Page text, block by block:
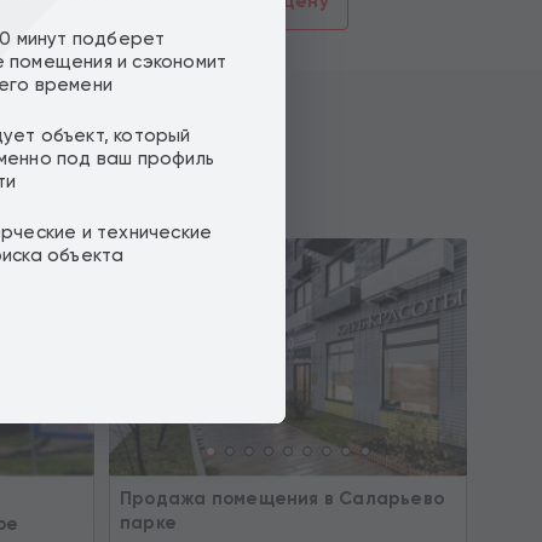
Продажа помещения в Саларьево
парке
минут подберет
и сэкономит
времени
объект, который
под ваш профиль
и технические
объекта